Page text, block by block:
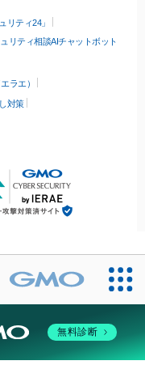
リティ24」
リティ相談AIチャットボット
ラエ）
対策
無料診断